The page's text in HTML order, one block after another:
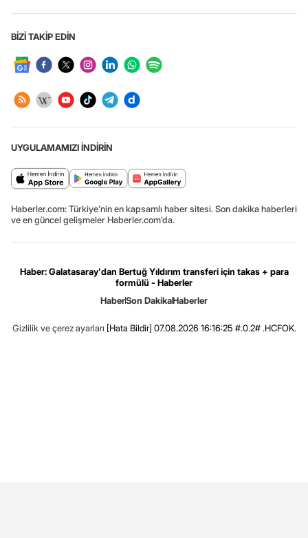
BİZİ TAKİP EDİN
UYGULAMAMIZI İNDİRİN
Haberler.com: Türkiye’nin en kapsamlı haber sitesi. Son dakika haberleri
ve en güncel gelişmeler Haberler.com’da.
Haber: Galatasaray'dan Bertuğ Yıldırım transferi için takas + para
formülü - Haberler
HaberSon DakikaHaberler
Gizlilik ve çerez ayarları [Hata Bildir] 07.08.2026 16:16:25 #.0.2# .HCFOK.